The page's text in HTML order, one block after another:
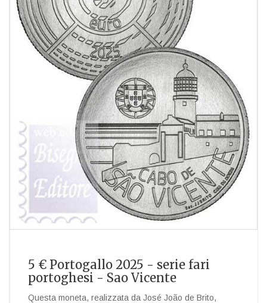
5 € Portogallo 2025 - serie fari
portoghesi - Sao Vicente
Questa moneta, realizzata da José João de Brito,